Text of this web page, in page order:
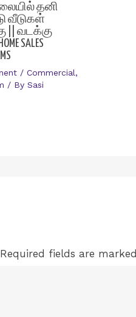
தனி
வீடுகள்
|| வடக்கு
SALES
/ Commercial,
/ By Sasi
Required fields are marked